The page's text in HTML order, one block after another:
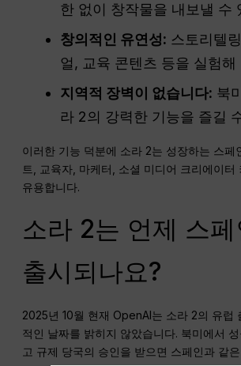
한 없이 창작물을 내보낼 수
창의적인 유연성: 스토리텔
얼, 교육 콘텐츠 등을 실험해
지역적 장벽이 없습니다: 북
라 2의 강력한 기능을 즐길
이러한 기능 덕분에 소라 2는 성장하는 스페
트, 교육자, 마케터, 소셜 미디어 크리에이터
유용합니다.
소라 2는 언제 스페
출시되나요?
2025년 10월 현재 OpenAI는 소라 2의 유럽
적인 날짜를 밝히지 않았습니다. 북미에서
고 규제 당국의 승인을 받으면 스페인과 같